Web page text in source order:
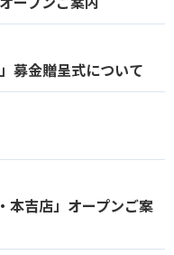
募金贈呈式について
本吉店」オープンご案